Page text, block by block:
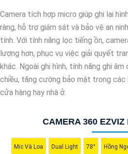
vào một giải pháp an ninh đáng tin cậy.
Camera tích hợp micro giúp ghi lại
ràng, hỗ trợ giám sát và bảo vệ an
tính. Với tính năng lọc tiếng ồn,
lượng hơn, phục vụ việc giải quyết
khác. Ngoài ghi hình, tính năng ghi
chiều, tăng cường bảo mật trong các
cửa hàng hay nhà ở.
CAMERA 360 EZVIZ
Mic Và Loa Dual Light 78° Hồng